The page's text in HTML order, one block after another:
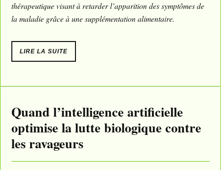
thérapeutique visant à retarder l’apparition des symptômes de
la maladie grâce à une supplémentation alimentaire.
LIRE LA SUITE
Quand l’intelligence artificielle
optimise la lutte biologique contre
les ravageurs